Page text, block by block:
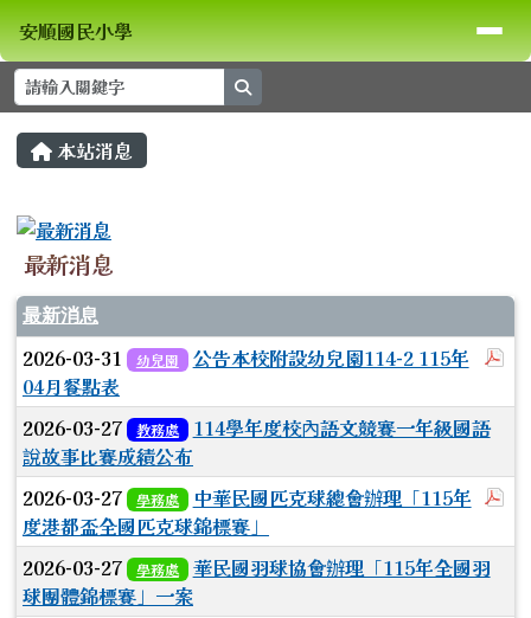
跳至主內容區
安順國民小學
導覽列
安順國民小學
主內容區域
本站消息
最新消息
最新消息
2026-03-31 幼兒園
公告本校附設幼兒園114-2 115年
04月餐點表
2026-03-27
教務處
114學年度校內語文競賽一年級國語
說故事比賽成績公布
2026-03-27 學務處
中華民國匹克球總會辦理「115年
度港都盃全國匹克球錦標賽」
2026-03-27
學務處
華民國羽球協會辦理「115年全國羽
球團體錦標賽」一案
頁尾區域